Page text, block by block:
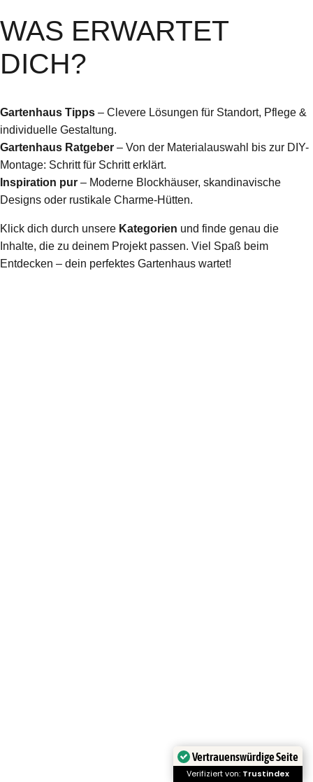
WAS ERWARTET
DICH?
Gartenhaus Tipps – Clevere Lösungen für Standort, Pflege &
individuelle Gestaltung.
Gartenhaus Ratgeber – Von der Materialauswahl bis zur DIY-
Montage: Schritt für Schritt erklärt.
Inspiration pur – Moderne Blockhäuser, skandinavische
Designs oder rustikale Charme-Hütten.
Klick dich durch unsere Kategorien und finde genau die
Inhalte, die zu deinem Projekt passen. Viel Spaß beim
Entdecken – dein perfektes Gartenhaus wartet!
Vertrauenswürdige Seite
Verifiziert von: Trustindex